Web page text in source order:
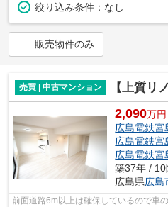
絞り込み条件： なし
販売物件のみ
売買 | 中古マンション 【上質リノベ】
2,090万円
広島電鉄宮
広島電鉄宮
広島電鉄宮
築37年 / 10
広島県広島
前面道路6m以上は確保しているので車